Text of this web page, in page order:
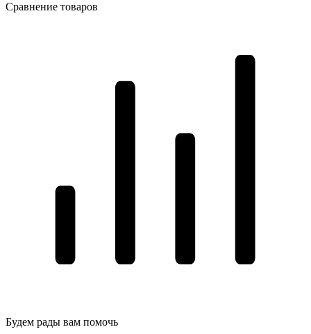
Сравнение товаров
Будем рады вам помочь